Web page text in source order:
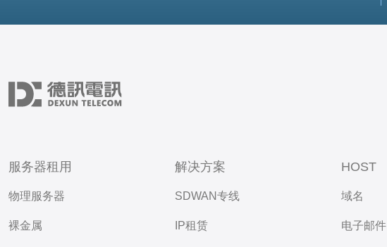
服务器租用
物理服务器
裸金属
解决方案
SDWAN专线
IP租赁
HOST
域名
电子邮件